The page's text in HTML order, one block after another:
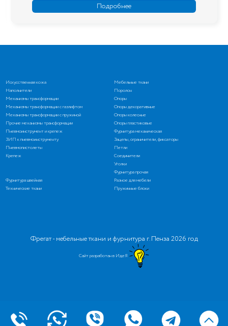
Подробнее
Искусственная кожа
Мебельные ткани
Наполнители
Поролон
Механизмы трансформации
Механизмы трансформации с газлифтом
Механизмы трансформации с пружиной
Прочие механизмы трансформации
Опоры
Опоры декоративные
Опоры колесные
Опоры пластиковые
Пневмоинструмент и крепеж
ЗИП к пневмоинструменту
Пневмопистолеты
Крепеж
Фурнитура механическая
Зацепы, ограничители, фиксаторы
Петли
Соединители
Уголки
Фурнитура прочая
Фурнитура швейная
Разное для мебели
Технические ткани
Пружинные блоки
Фрегат - мебельные ткани и фурнитура г. Пенза 2026 год
Сайт разработан в ИдеЯ